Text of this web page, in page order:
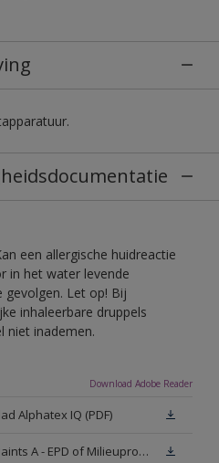
een allergische huidreactie
in het water levende
gevolgen. Let op! Bij
inhaleerbare druppels
niet inademen.
Download Adobe Reader
Alphatex IQ (PDF)
Sikkens Exterior Wall Paints A - EPD of Milieuproductverklaring